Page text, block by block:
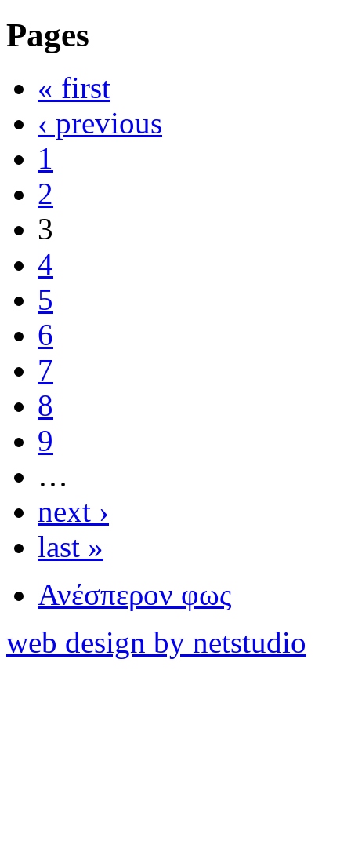
Pages
« first
‹ previous
1
2
3
4
5
6
7
8
9
…
next ›
last »
Ανέσπερον φως
web design by netstudio